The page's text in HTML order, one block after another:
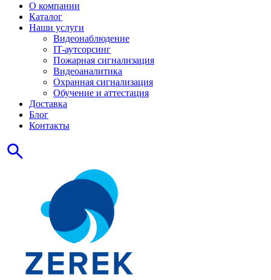
О компании
Каталог
Наши услуги
Видеонаблюдение
IT-аутсорсинг
Пожарная сигнализация
Видеоаналитика
Охранная сигнализация
Обучение и аттестация
Доставка
Блог
Контакты